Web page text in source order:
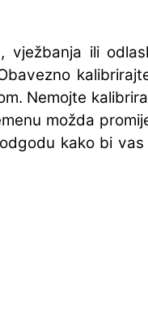
ili
Nemojte
možda
kako bi